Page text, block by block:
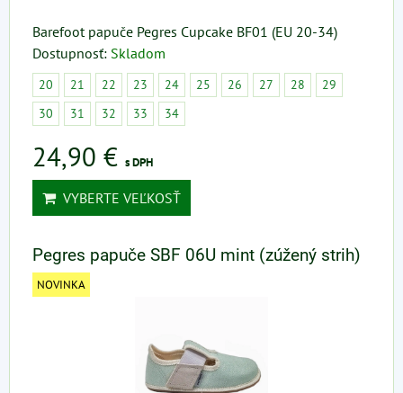
Barefoot papuče Pegres Cupcake BF01 (EU 20-34)
Dostupnosť: Skladom
20 21 22 23 24 25 26 27 28
29
30
31 32 33 34
24,90 € s DPH
VYBERTE VEĽKOSŤ
Pegres papuče SBF 06U mint (zúžený strih)
NOVINKA